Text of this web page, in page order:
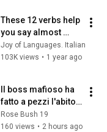
These 12 verbs help
you say almost
anything in Italian
Joy of Languages. Italian
103K views • 1 year ago
Il boss mafioso ha
fatto a pezzi l'abito
della sarta curvy: tre
giorni dopo, l'ha
Rose Bush 19
160 views • 2 hours ago